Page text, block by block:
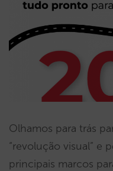
Olhamos para trás
“revolução visual” e
principais marcos